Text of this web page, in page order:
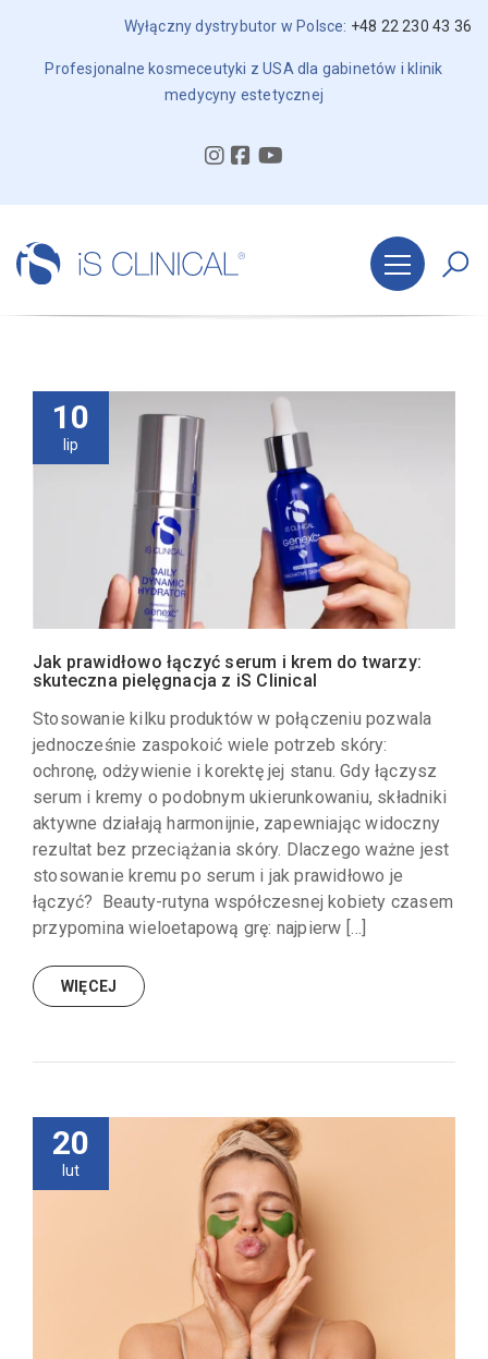
Wyłączny dystrybutor w Polsce: +48 22 230 43 36
Profesjonalne kosmeceutyki z USA dla gabinetów i klinik
medycyny estetycznej
10
lip
Jak prawidłowo łączyć serum i krem do twarzy:
skuteczna pielęgnacja z iS Clinical
Stosowanie kilku produktów w połączeniu pozwala
jednocześnie zaspokoić wiele potrzeb skóry:
ochronę, odżywienie i korektę jej stanu. Gdy łączysz
serum i kremy o podobnym ukierunkowaniu, składniki
aktywne działają harmonijnie, zapewniając widoczny
rezultat bez przeciążania skóry. Dlaczego ważne jest
stosowanie kremu po serum i jak prawidłowo je
łączyć? Beauty-rutyna współczesnej kobiety czasem
przypomina wieloetapową grę: najpierw […]
WIĘCEJ
20
lut